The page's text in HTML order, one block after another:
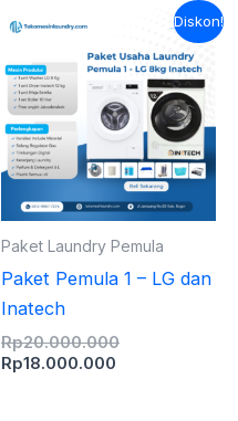
Diskon!
Paket Laundry Pemula
Paket Pemula 1 – LG dan
Inatech
Rp20.000.000
aslinya
adalah:
Rp18.000.000
ini
adalah:
Rp18.000.000.